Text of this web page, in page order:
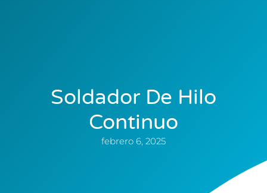
Soldador De Hilo
Continuo
febrero 6, 2025